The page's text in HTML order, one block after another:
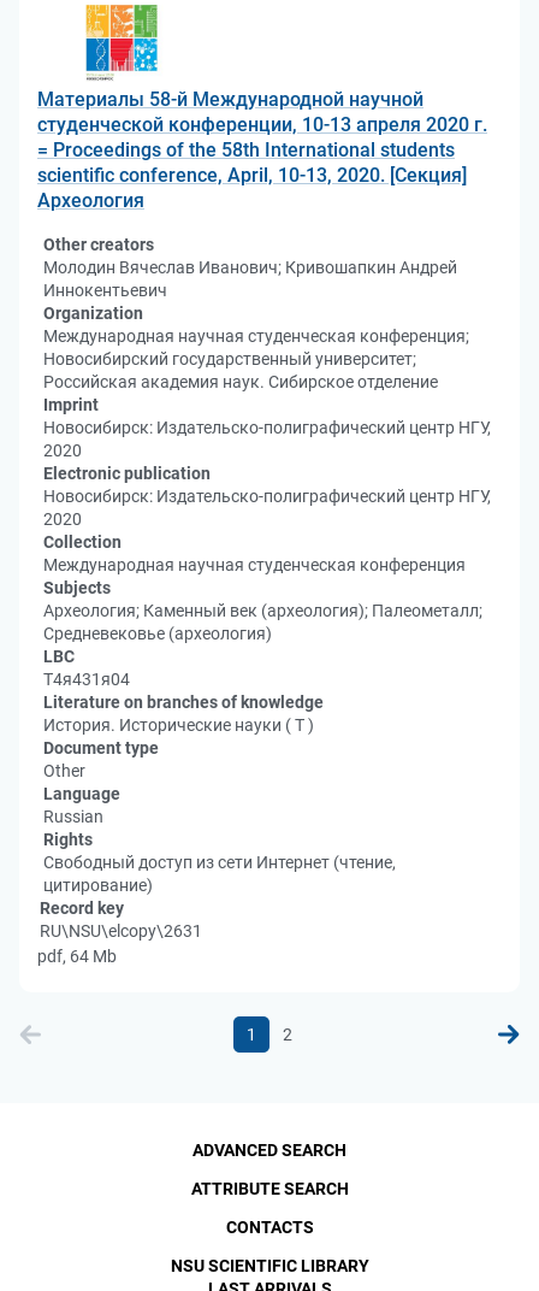
Материалы 58-й Международной научной
студенческой конференции, 10-13 апреля 2020 г.
= Proceedings of the 58th International students
scientific conference, April, 10-13, 2020. [Секция]
Археология
Other creators
Молодин Вячеслав Иванович; Кривошапкин Андрей
Иннокентьевич
Organization
Международная научная студенческая конференция;
Новосибирский государственный университет;
Российская академия наук. Сибирское отделение
Imprint
Новосибирск: Издательско-полиграфический центр НГУ,
2020
Electronic publication
Новосибирск: Издательско-полиграфический центр НГУ,
2020
Collection
Международная научная студенческая конференция
Subjects
Археология; Каменный век (археология); Палеометалл;
Средневековье (археология)
LBC
Т4я431я04
Literature on branches of knowledge
История. Исторические науки ( Т )
Document type
Other
Language
Russian
Rights
Свободный доступ из сети Интернет (чтение,
цитирование)
Record key
RU\NSU\elcopy\2631
pdf, 64 Mb
1 2
ADVANCED SEARCH
ATTRIBUTE SEARCH
CONTACTS
NSU SCIENTIFIC LIBRARY